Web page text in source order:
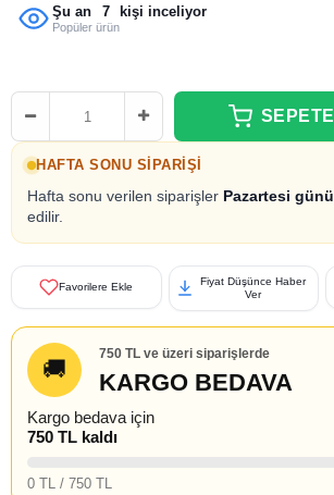
Şu an 7 kişi inceliyor
Popüler ürün
HAFTA SONU SIPARIŞI
Hafta sonu verilen siparişler Pazartesi günü
edilir.
Favorilere Ekle
Fiyat Düşünce Haber
Ver
🚚
750 TL ve üzeri siparişlerde
KARGO BEDAVA
Kargo bedava için
750 TL kaldı
0 TL / 750 TL